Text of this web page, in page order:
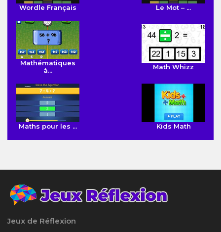
Wordle Français Le Mot – ...
Mathématiques
à...
Math Whizz
Maths pour les ... Kids Math
Jeux de Réflexion